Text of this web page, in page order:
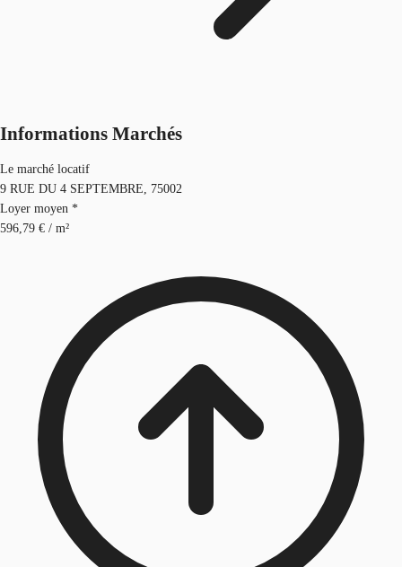
Informations Marchés
Le marché locatif
9 RUE DU 4 SEPTEMBRE, 75002
Loyer moyen *
596,79 € / m²